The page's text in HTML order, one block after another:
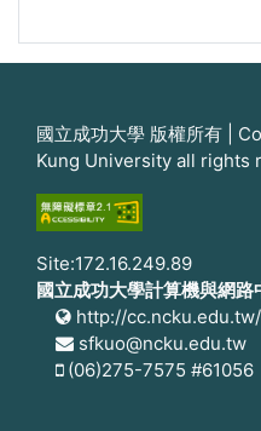
國立成功大學 版權所有 |
Kung University all rights
Site:172.16.249.89
國立成功大學計算機與網路
http://cc.ncku.edu.tw/
sfkuo@ncku.edu.tw
(06)275-7575 #61056